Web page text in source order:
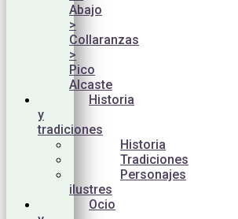
Abajo
>
Collaranzas
>
Pico
Alcaste
Historia
y
tradiciones
Historia
Tradiciones
Personajes
ilustres
Ocio